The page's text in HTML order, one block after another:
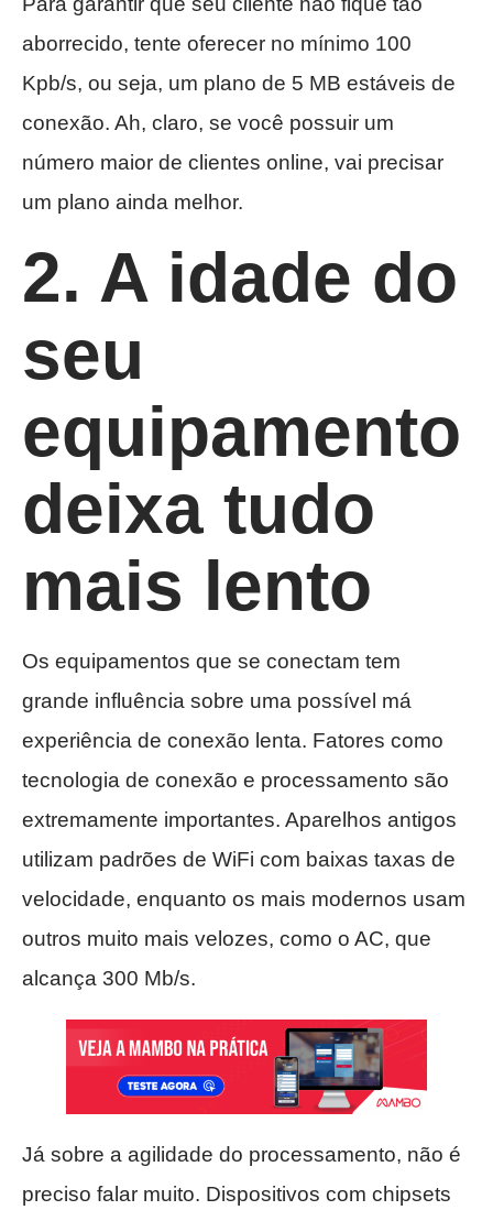
aborrecido, tente oferecer no mínimo 100
Kpb/s, ou seja, um plano de 5 MB estáveis de
conexão. Ah, claro, se você possuir um
número maior de clientes online, vai precisar
um plano ainda melhor.
2. A idade do
seu
equipamento
deixa tudo
mais lento
Os equipamentos que se conectam tem
grande influência sobre uma possível má
experiência de conexão lenta. Fatores como
tecnologia de conexão e processamento são
extremamente importantes. Aparelhos antigos
utilizam padrões de WiFi com baixas taxas de
velocidade, enquanto os mais modernos usam
outros muito mais velozes, como o AC, que
alcança 300 Mb/s.
Já sobre a agilidade do processamento, não é
preciso falar muito. Dispositivos com chipsets